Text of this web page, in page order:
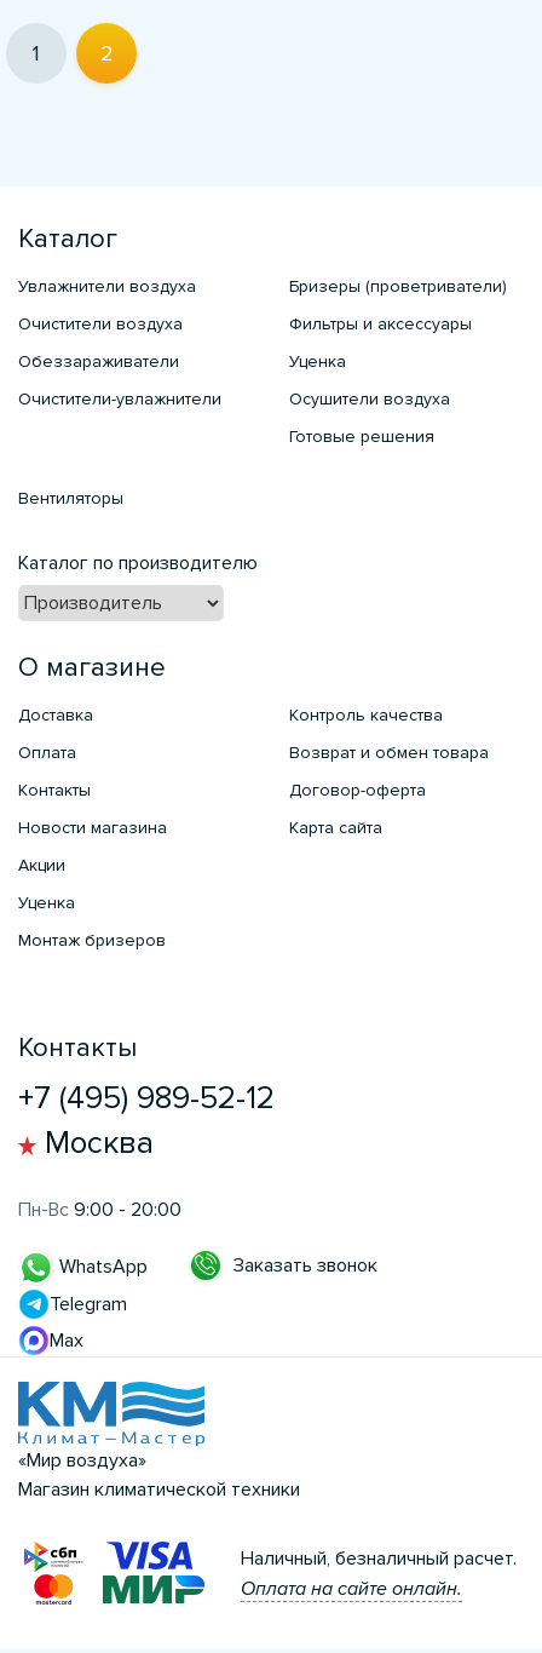
1 2
Каталог
Увлажнители воздуха
Очистители воздуха
Обеззараживатели
Очистители-увлажнители
Бризеры (проветриватели)
Фильтры и аксессуары
Уценка
Осушители воздуха
Готовые решения
Вентиляторы
Каталог по производителю
О магазине
Доставка
Оплата
Контакты
Новости магазина
Акции
Уценка
Монтаж бризеров
Контроль качества
Возврат и обмен товара
Договор-оферта
Карта сайта
Контакты
+7 (495) 989-52-12
Москва
Пн-Вс 9:00 - 20:00
WhatsApp
Telegram
Max
Заказать звонок
«Мир воздуха»
Магазин климатической техники
Наличный, безналичный расчет.
Оплата на сайте онлайн.